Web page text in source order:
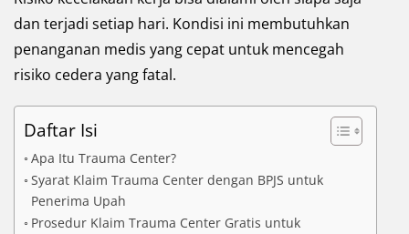
dan terjadi setiap hari. Kondisi ini membutuhkan
penanganan medis yang cepat untuk mencegah
risiko cedera yang fatal.
Daftar Isi
Apa Itu Trauma Center?
Syarat Klaim Trauma Center dengan BPJS untuk
Penerima Upah
Prosedur Klaim Trauma Center Gratis untuk